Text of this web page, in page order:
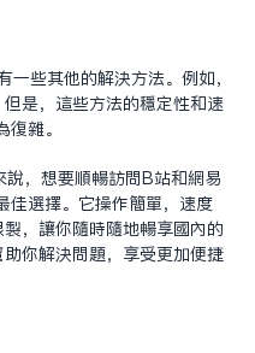
些其他的解决方法。例如，
是，这些方法的稳定性和速
杂。
，想要顺畅访问B站和网易
佳选择。它操作简单，速度
，让你随时随地畅享国内的
你解决问题，享受更加便捷